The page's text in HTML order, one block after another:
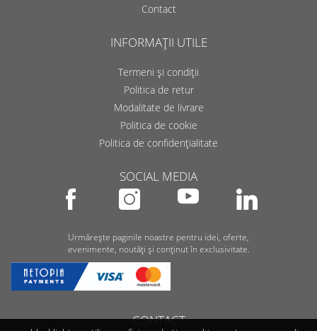
Contact
INFORMAȚII UTILE
Termeni și condiții
Politica de retur
Modalitate de livrare
Politica de cookie
Politica de confidențialitate
SOCIAL MEDIA
Urmărește paginile noastre pentru idei, oferte,
evenimente, noutăți și conținut în exclusivitate.
CONTACT